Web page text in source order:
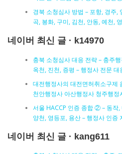
경북 소청심사 방법 – 포항, 경주,
곡, 봉화, 구미, 김천, 안동, 예천,
네이버 최신 글 · k14970
충북 소청심사 대응 전략 – 충주
옥천, 진천, 증평 – 행정사 전문 대
대전행정사의 대전면허취소구제
천안행정사 아산행정사 청주행정
서울 HACCP 인증 종합 ② – 동작
양천, 영등포, 용산 – 행정사 인증
네이버 최신 글 · kang611